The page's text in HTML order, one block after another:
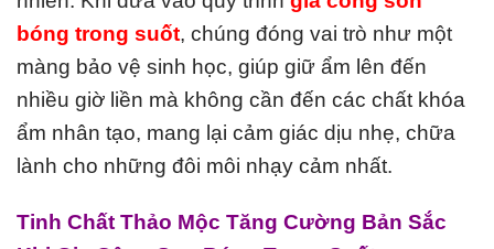
bóng trong suốt, chúng đóng vai trò như một
màng bảo vệ sinh học, giúp giữ ẩm lên đến
nhiều giờ liền mà không cần đến các chất khóa
ẩm nhân tạo, mang lại cảm giác dịu nhẹ, chữa
lành cho những đôi môi nhạy cảm nhất.
Tinh Chất Thảo Mộc Tăng Cường Bản Sắc